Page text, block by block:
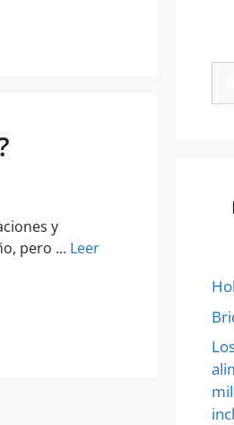
y
pero ... Leer